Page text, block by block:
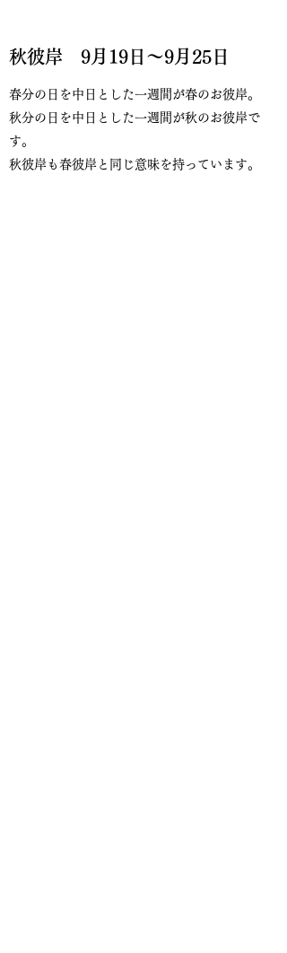
秋彼岸 9月19日〜9月25日
春分の日を中日とした一週間が春のお彼岸。
秋分の日を中日とした一週間が秋のお彼岸で
す。
秋彼岸も春彼岸と同じ意味を持っています。